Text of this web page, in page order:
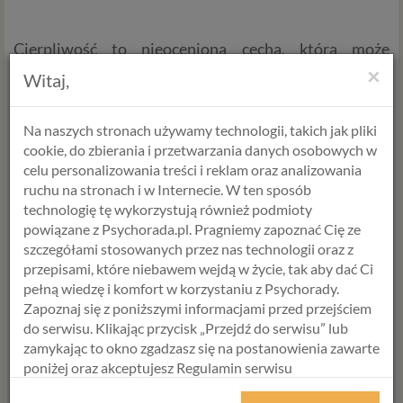
Cierpliwość to nieoceniona cecha, która może
zrozumieć siebie nawzajem, radzić sobie z
kultywować cierpliwość w związkach i traktować ją
jako fundament udanego i szczęśliwego partnerstwa.
Pamiętajmy, że żaden związek nie jest doskonały, ale z
cierpliwością możemy dążyć do doskonałości w
naszych relacjach.
Alicja Krawczyk
psycholog >
raktyk Terapii Któtkoterminowej Skoncentrowanej
na Rozwiązaniu
WYBIERZ USŁUGĘ, SPECJALISTĘ
×
Witaj,
Na naszych stronach używamy technologii, takich jak pliki
cookie, do zbierania i przetwarzania danych osobowych w
celu personalizowania treści i reklam oraz analizowania
ruchu na stronach i w Internecie. W ten sposób
technologię tę wykorzystują również podmioty
powiązane z Psychorada.pl. Pragniemy zapoznać Cię ze
szczegółami stosowanych przez nas technologii oraz z
przepisami, które niebawem wejdą w życie, tak aby dać Ci
pełną wiedzę i komfort w korzystaniu z Psychorady.
Zapoznaj się z poniższymi informacjami przed przejściem
do serwisu. Klikając przycisk „Przejdź do serwisu” lub
zamykając to okno zgadzasz się na postanowienia zawarte
poniżej oraz akceptujesz Regulamin serwisu
Psychorada.pl i Politykę Prywatności.